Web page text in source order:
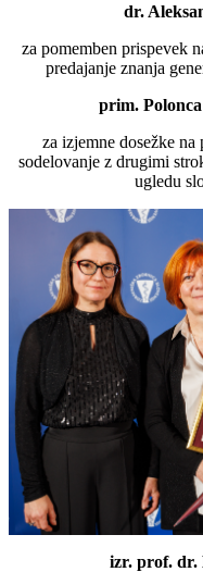
dr.
za pomemben prispevek
predajanje znanja
prim.
za izjemne dosežke
sodelovanje z drugimi
ugledu
izr. prof. dr.